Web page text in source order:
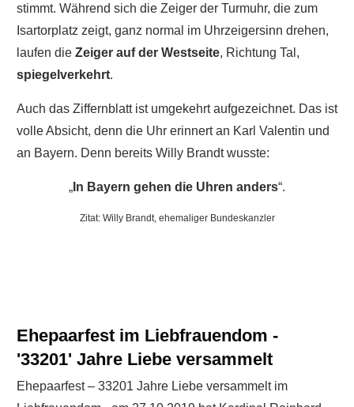
stimmt. Während sich die Zeiger der Turmuhr, die zum
Isartorplatz zeigt, ganz normal im Uhrzeigersinn drehen,
laufen die Zeiger auf der Westseite, Richtung Tal,
spiegelverkehrt.
Auch das Ziffernblatt ist umgekehrt aufgezeichnet. Das ist
volle Absicht, denn die Uhr erinnert an Karl Valentin und
an Bayern. Denn bereits Willy Brandt wusste:
„ In Bayern gehen die Uhren anders“.
Zitat: Willy Brandt, ehemaliger Bundeskanzler
Ehepaarfest im Liebfrauendom -
'33201' Jahre Liebe versammelt
Ehepaarfest – 33201 Jahre Liebe versammelt im